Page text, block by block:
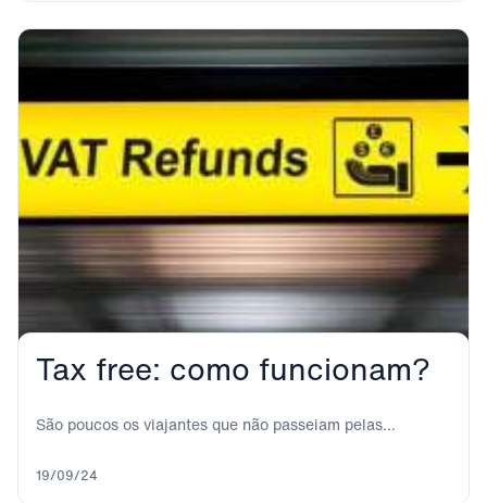
Tax free: como funcionam?
São poucos os viajantes que não passeiam pelas
19/09/24